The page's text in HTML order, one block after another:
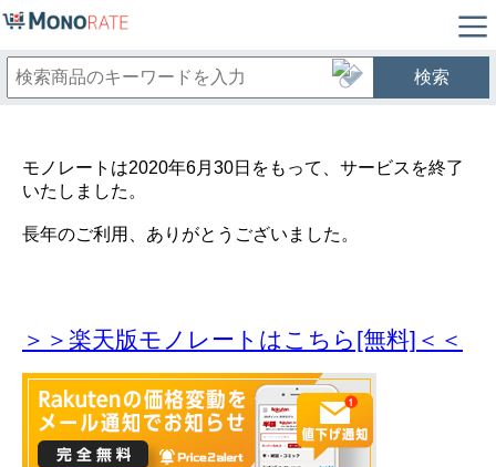
検索
モノレートは2020年6月30日をもって、サービスを終了
いたしました。
長年のご利用、ありがとうございました。
＞＞楽天版モノレートはこちら[無料]＜＜